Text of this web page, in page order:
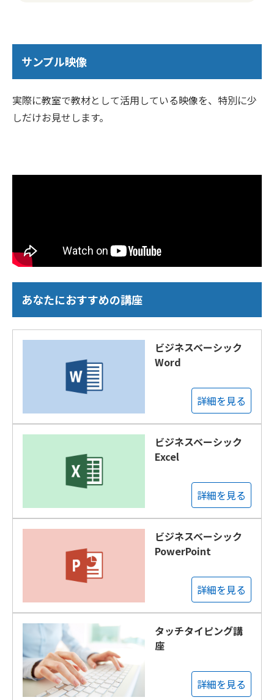
サンプル映像
実際に教室で教材として活用している映像を、特別に少
しだけお見せします。
あなたにおすすめの講座
ビジネスベーシック
Word
詳細を見る
ビジネスベーシック
Excel
詳細を見る
ビジネスベーシック
PowerPoint
詳細を見る
タッチタイピング講
座
詳細を見る